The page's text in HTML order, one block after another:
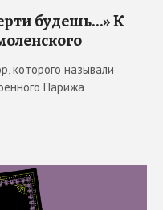
будешь…» К
которого называли
Парижа